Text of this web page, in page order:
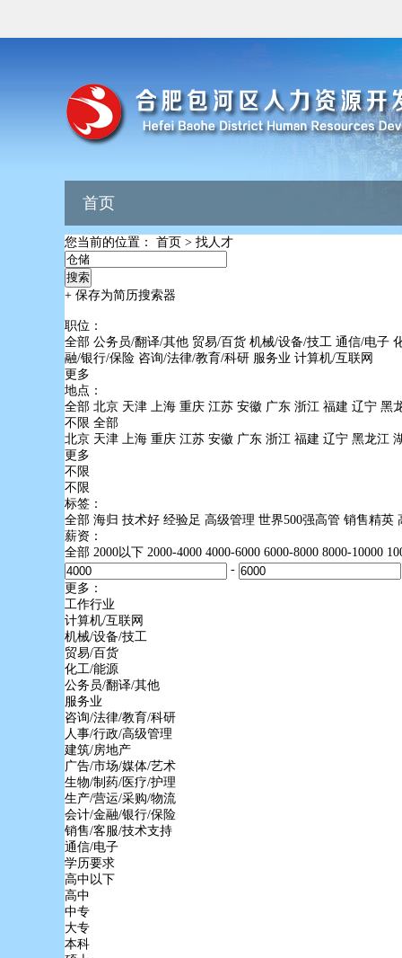
首页
您当前的位置： 首页 > 找人才
+ 保存为简历搜索器
职位：
全部 公务员/翻译/其他 贸易/百货 机械/设备/技工 通信/电子
融/银行/保险 咨询/法律/教育/科研 服务业 计算机/互联网
更多
地点：
全部 北京 天津 上海 重庆 江苏 安徽 广东 浙江 福建 辽宁 黑
不限 全部
北京 天津 上海 重庆 江苏 安徽 广东 浙江 福建 辽宁 黑龙江
更多
不限
不限
标签：
全部 海归 技术好 经验足 高级管理 世界500强高管 销售精英
薪资：
全部 2000以下 2000-4000 4000-6000 6000-8000 8000-10000
-
更多：
工作行业
计算机/互联网
机械/设备/技工
贸易/百货
化工/能源
公务员/翻译/其他
服务业
咨询/法律/教育/科研
人事/行政/高级管理
建筑/房地产
广告/市场/媒体/艺术
生物/制药/医疗/护理
生产/营运/采购/物流
会计/金融/银行/保险
销售/客服/技术支持
通信/电子
学历要求
高中以下
高中
中专
大专
本科